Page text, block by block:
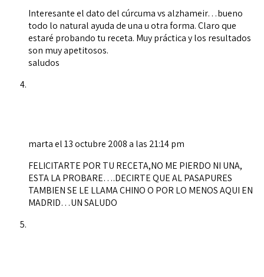
Interesante el dato del cúrcuma vs alzhameir…bueno
todo lo natural ayuda de una u otra forma. Claro que
estaré probando tu receta. Muy práctica y los resultados
son muy apetitosos.
saludos
martael 13 octubre 2008 a las 21:14 pm
FELICITARTE POR TU RECETA,NO ME PIERDO NI UNA,
ESTA LA PROBARE….DECIRTE QUE AL PASAPURES
TAMBIEN SE LE LLAMA CHINO O POR LO MENOS AQUI EN
MADRID…UN SALUDO